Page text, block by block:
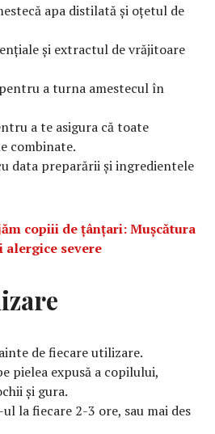
apa distilată și oțetul de
și extractul de vrăjitoare
a turna amestecul în
a te asigura că toate
combinate.
data preparării și ingredientele
copiii de țânțari: Mușcătura
alergice severe
de fiecare utilizare.
pielea expusă a copilului,
și gura.
la fiecare 2-3 ore, sau mai des